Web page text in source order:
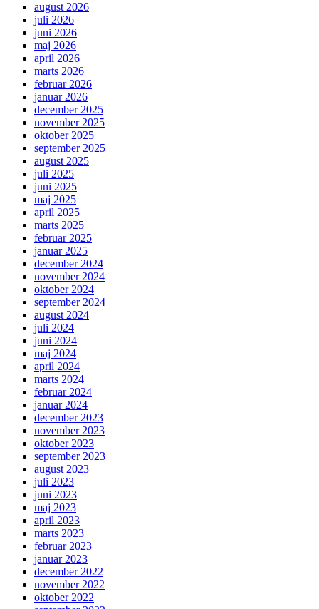
august 2026
juli 2026
juni 2026
maj 2026
april 2026
marts 2026
februar 2026
januar 2026
december 2025
november 2025
oktober 2025
september 2025
august 2025
juli 2025
juni 2025
maj 2025
april 2025
marts 2025
februar 2025
januar 2025
december 2024
november 2024
oktober 2024
september 2024
august 2024
juli 2024
juni 2024
maj 2024
april 2024
marts 2024
februar 2024
januar 2024
december 2023
november 2023
oktober 2023
september 2023
august 2023
juli 2023
juni 2023
maj 2023
april 2023
marts 2023
februar 2023
januar 2023
december 2022
november 2022
oktober 2022